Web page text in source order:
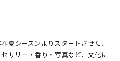
夏シーズンよりスタートさせた、
サリー・香り・写真など、文化に